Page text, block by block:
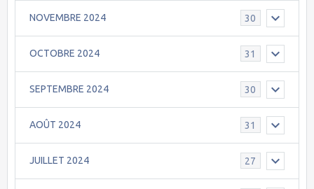
NOVEMBRE 2024 30
OCTOBRE 2024 31
SEPTEMBRE 2024 30
AOÛT 2024 31
JUILLET 2024 27